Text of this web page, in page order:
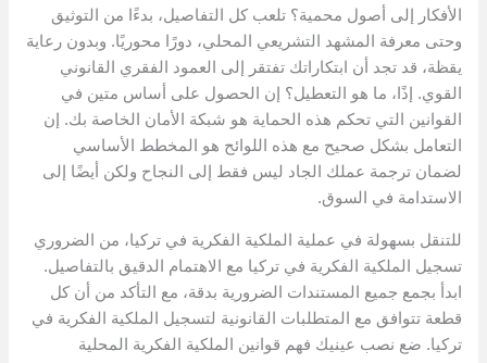
الأفكار إلى أصول محمية؟ تلعب كل التفاصيل، بدءًا من التوثيق
وحتى معرفة المشهد التشريعي المحلي، دورًا محوريًا. وبدون رعاية
يقظة، قد تجد أن ابتكاراتك تفتقر إلى العمود الفقري القانوني
القوي. إذًا، ما هو التعطيل؟ إن الحصول على أساس متين في
القوانين التي تحكم هذه الحماية هو شبكة الأمان الخاصة بك. إن
التعامل بشكل صحيح مع هذه اللوائح هو المخطط الأساسي
لضمان ترجمة عملك الجاد ليس فقط إلى النجاح ولكن أيضًا إلى
الاستدامة في السوق.
للتنقل بسهولة في عملية الملكية الفكرية في تركيا، من الضروري
تسجيل الملكية الفكرية في تركيا مع الاهتمام الدقيق بالتفاصيل.
ابدأ بجمع جميع المستندات الضرورية بدقة، مع التأكد من أن كل
قطعة تتوافق مع المتطلبات القانونية لتسجيل الملكية الفكرية في
تركيا. ضع نصب عينيك فهم قوانين الملكية الفكرية المحلية